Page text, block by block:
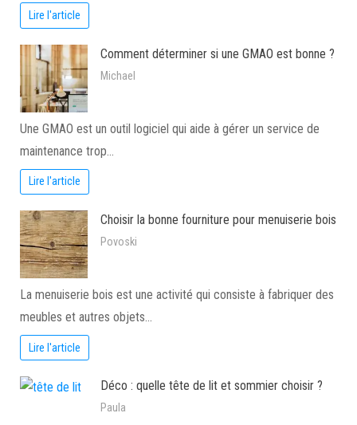
Lire l'article
Comment déterminer si une GMAO est bonne ?
Michael
Une GMAO est un outil logiciel qui aide à gérer un service de
maintenance trop…
Lire l'article
Choisir la bonne fourniture pour menuiserie bois
Povoski
La menuiserie bois est une activité qui consiste à fabriquer des
meubles et autres objets…
Lire l'article
Déco : quelle tête de lit et sommier choisir ?
Paula